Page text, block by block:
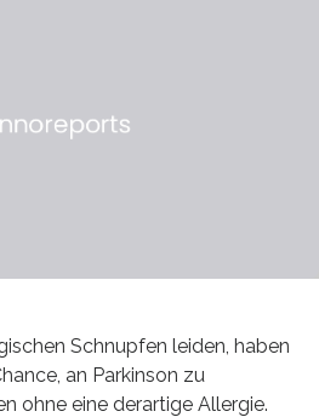
Schnupfen leiden, haben
an Parkinson zu
ohne eine derartige Allergie.